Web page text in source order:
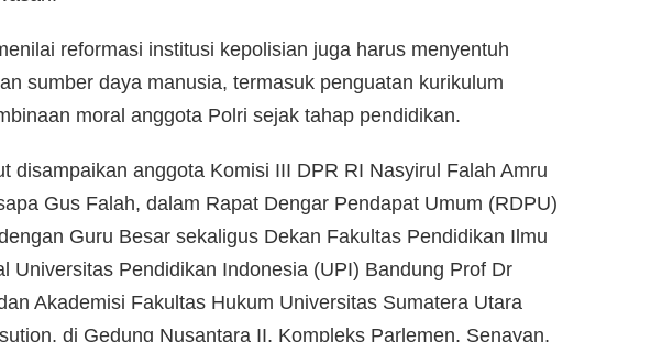
reformasi institusi kepolisian juga harus menyentuh
sumber daya manusia, termasuk penguatan kurikulum
moral anggota Polri sejak tahap pendidikan.
disampaikan anggota Komisi III DPR RI Nasyirul Falah Amru
Gus Falah, dalam Rapat Dengar Pendapat Umum (RDPU)
Guru Besar sekaligus Dekan Fakultas Pendidikan Ilmu
Universitas Pendidikan Indonesia (UPI) Bandung Prof Dr
Akademisi Fakultas Hukum Universitas Sumatera Utara
di Gedung Nusantara II, Kompleks Parlemen, Senayan,